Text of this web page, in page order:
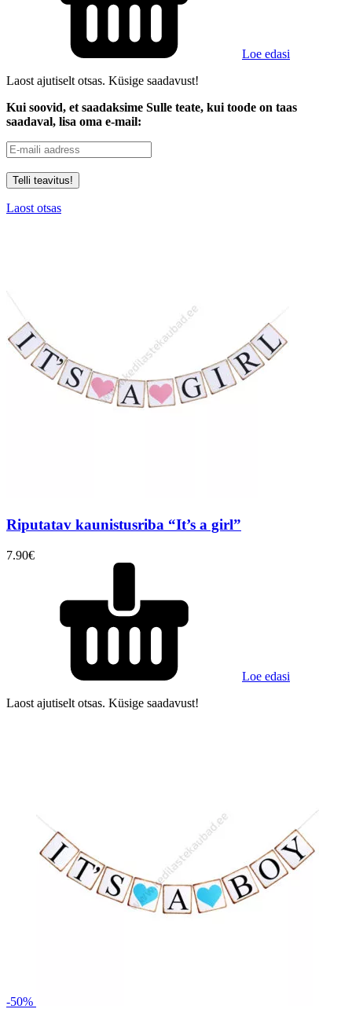
Loe edasi
Laost ajutiselt otsas. Küsige saadavust!
Kui soovid, et saadaksime Sulle teate, kui toode on taas
saadaval, lisa oma e-mail:
Laost otsas
Riputatav kaunistusriba “It’s a girl”
7.90€
Loe edasi
Laost ajutiselt otsas. Küsige saadavust!
-50%